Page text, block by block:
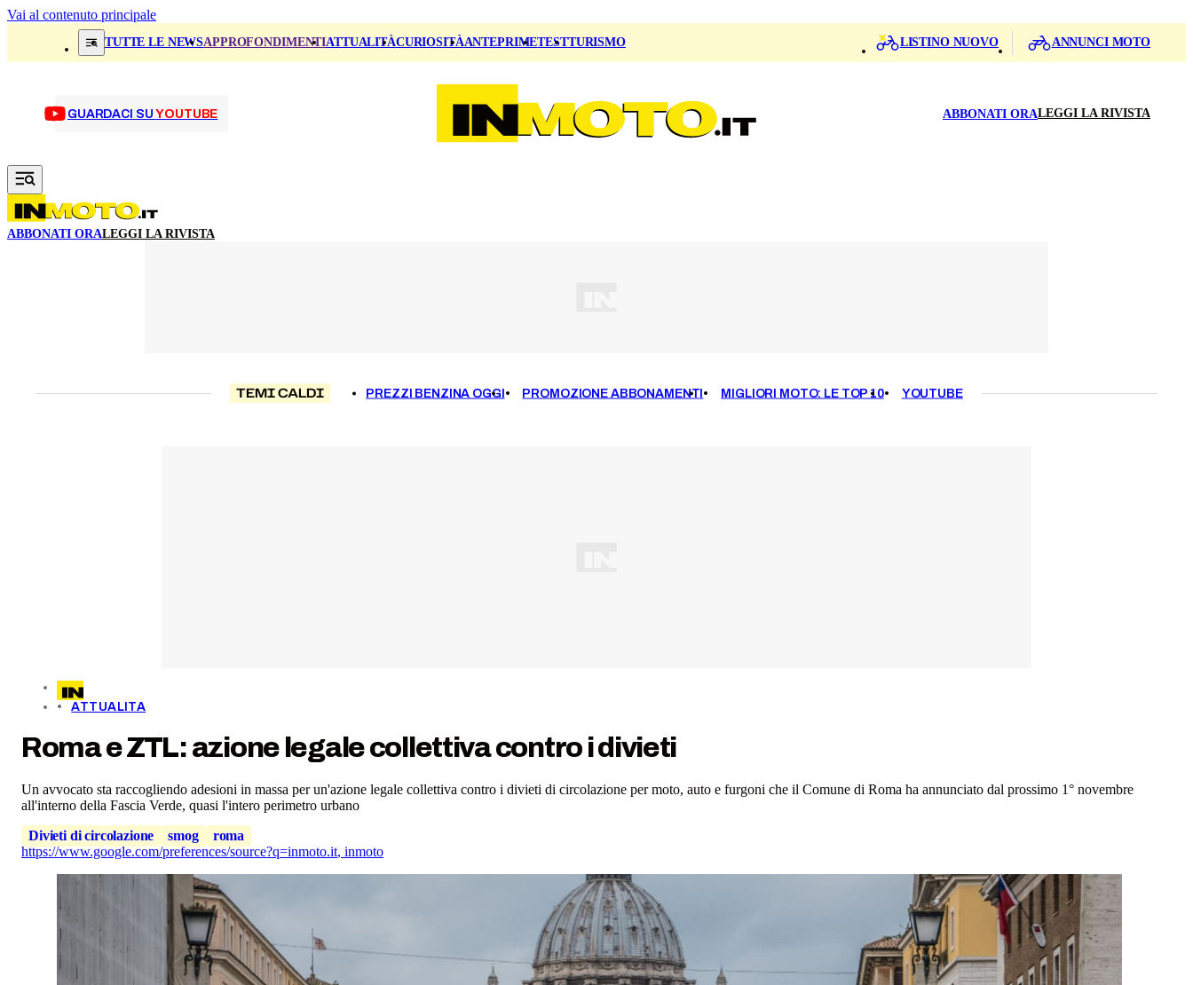
Vai al contenuto principale
TUTTE LE NEWSAPPROFONDIMENTIATTUALITÀCURIOSITÀANTEPRIMETESTTURISMO LISTINO NUOVO ANNUNCI MOTO
GUARDACI SUYOUTUBE ABBONATI ORALEGGI LA RIVISTA
ABBONATI ORALEGGI LA RIVISTA
TEMI CALDI PREZZI BENZINA OGGI PROMOZIONE ABBONAMENTI MIGLIORI MOTO: LE TOP 10 YOUTUBE
ATTUALITA
Roma e ZTL: azione legale collettiva contro i divieti
Un avvocato sta raccogliendo adesioni in massa per un'azione legale collettiva contro i divieti di circolazione per moto, auto e furgoni che il Comune di Roma ha annunciato dal prossimo 1° novembre
all'interno della Fascia Verde, quasi l'intero perimetro urbano
Divieti di circolazione
smog
roma
https://www.google.com/preferences/source?q=inmoto.it, inmoto